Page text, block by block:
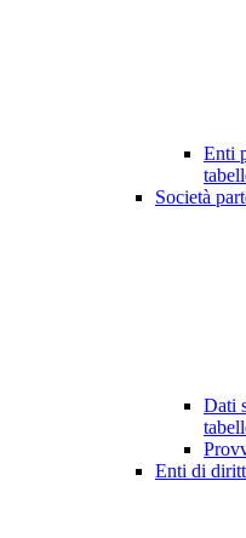
Enti
Società
Dati
Enti di